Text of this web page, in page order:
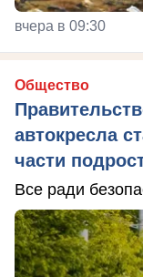
вчера в 09:30
Общество
автокресла
части
Все ради